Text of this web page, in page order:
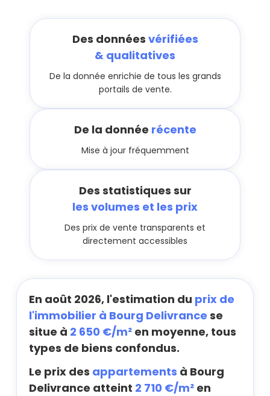
Des données vérifiées
& qualitatives
De la donnée enrichie de tous les grands
portails de vente.
De la donnée récente
Mise à jour fréquemment
Des statistiques sur
les volumes et les prix
Des prix de vente transparents et
directement accessibles
En août 2026, l'estimation du prix de
l'immobilier à Bourg Delivrance se
situe à 2 650 €/m² en moyenne, tous
types de biens confondus.
Le prix des appartements à Bourg
Delivrance atteint 2 710 €/m² en